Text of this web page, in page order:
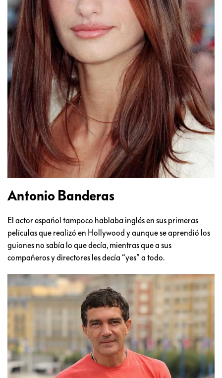
Antonio Banderas
El actor español tampoco hablaba inglés en sus primeras
películas que realizó en Hollywood y aunque se aprendió los
guiones no sabía lo que decía, mientras que a sus
compañeros y directores les decía “yes” a todo.